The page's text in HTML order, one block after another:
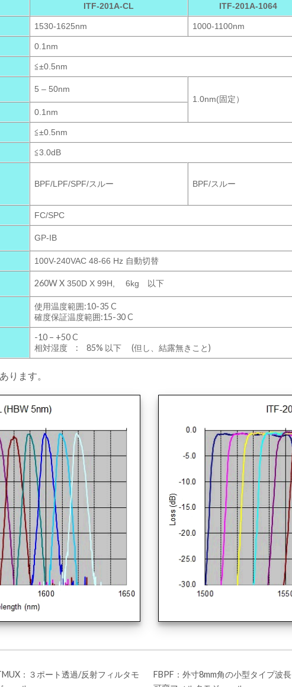
ITF-201A-CL ITF-201A-1064
1530-1625nm 1000-1100nm
0.1nm
≦±0.5nm
5 – 50nm
1.0nm(固定）
0.1nm
≦±0.5nm
≦3.0dB
BPF/LPF/SPF/スルー BPF/スルー
FC/SPC
GP-IB
100V-240VAC 48-66 Hz 自動切替
260W X 350D X 99H, 6kg 以下
使用温度範囲:10-35 C
確度保証温度範囲:15-30 C
-10 – +50 C
相対湿度 : 85% 以下 (但し、結露無きこと)
ります。
：３ポート透過/反射フィルタモ
FBPF：外寸8mm角の小型タイプ波長